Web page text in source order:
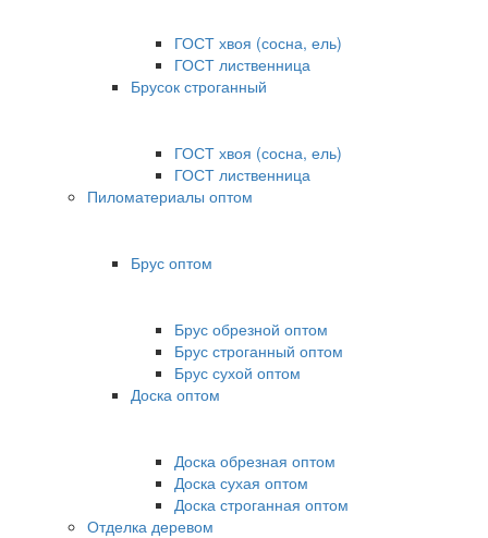
ГОСТ хвоя (сосна, ель)
ГОСТ лиственница
Брусок строганный
ГОСТ хвоя (сосна, ель)
ГОСТ лиственница
Пиломатериалы оптом
Брус оптом
Брус обрезной оптом
Брус строганный оптом
Брус сухой оптом
Доска оптом
Доска обрезная оптом
Доска сухая оптом
Доска строганная оптом
Отделка деревом